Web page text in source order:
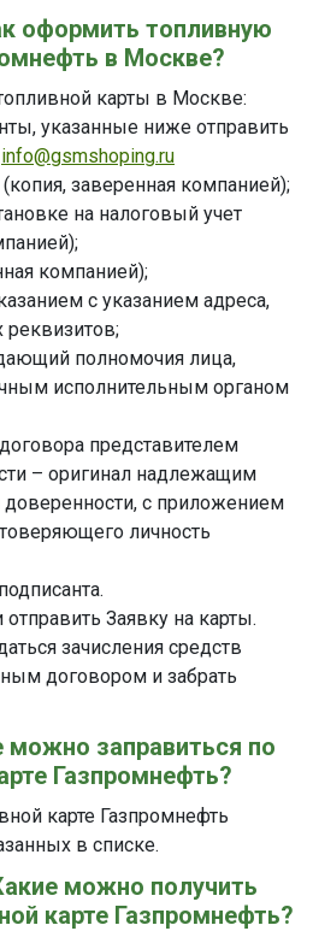
оформить топливную
в Москве?
карты в Москве:
указанные ниже отправить
info@gsmshoping.ru
заверенная компанией);
на налоговый учет
компанией);
с указанием адреса,
реквизитов;
полномочия лица,
исполнительным органом
представителем
– оригинал надлежащим
с приложением
личность
Заявку на карты.
зачисления средств
договором и забрать
заправиться по
Газпромнефть?
карте Газпромнефть
в списке.
можно получить
карте Газпромнефть?